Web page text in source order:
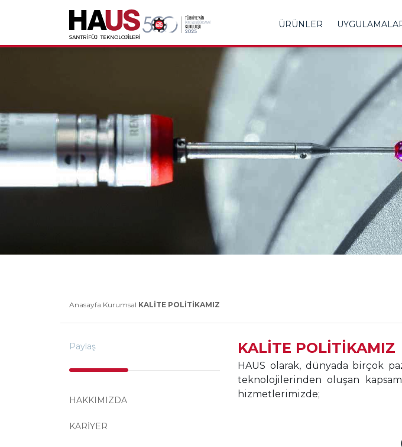
ÜRÜNLER
Anasayfa Kurumsal KALİTE POLİTİKAMIZ
Paylaş
HAKKIMIZDA
KARİYER
KALİTE POLİTİKAMIZ
HAUS olarak, dünyada birçok
teknolojilerinden oluşan
hizmetlerimizde;